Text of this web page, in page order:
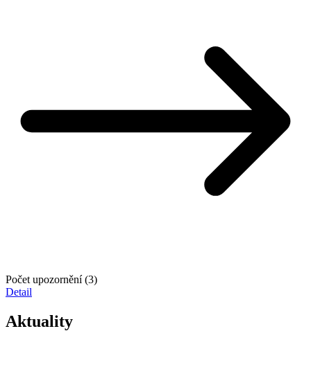
Počet upozornění (3)
Detail
Aktuality